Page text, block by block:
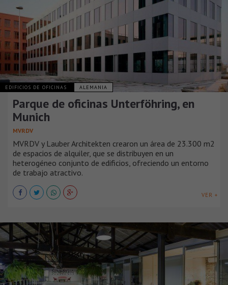
EDIFICIOS DE OFICINAS ALEMANIA
Parque de oficinas Unterföhring, en
Munich
MVRDV
MVRDV y Lauber Architekten crearon un área de 23.300 m2
de espacios de alquiler, que se distribuyen en un
heterogéneo conjunto de edificios, ofreciendo un entorno
de trabajo atractivo.
VER +